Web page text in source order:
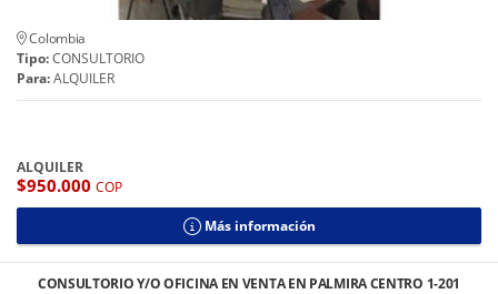
Colombia
Tipo:CONSULTORIO
Para:ALQUILER
ALQUILER
$950.000 COP
Más información
CONSULTORIO Y/O OFICINA EN VENTA EN PALMIRA CENTRO 1-201